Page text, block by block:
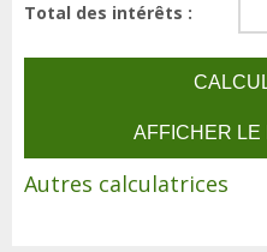
Total des intérêts :
Autres calculatrices